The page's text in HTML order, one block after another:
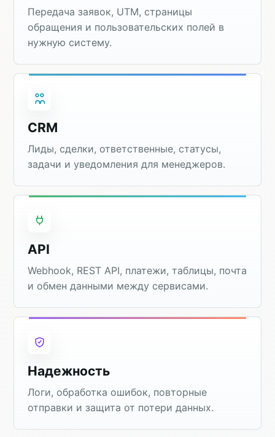
Передача заявок, UTM, страницы
обращения и пользовательских полей в
нужную систему.
CRM
Лиды, сделки, ответственные, статусы,
задачи и уведомления для менеджеров.
API
Webhook, REST API, платежи, таблицы, почта
и обмен данными между сервисами.
Надежность
Логи, обработка ошибок, повторные
отправки и защита от потери данных.